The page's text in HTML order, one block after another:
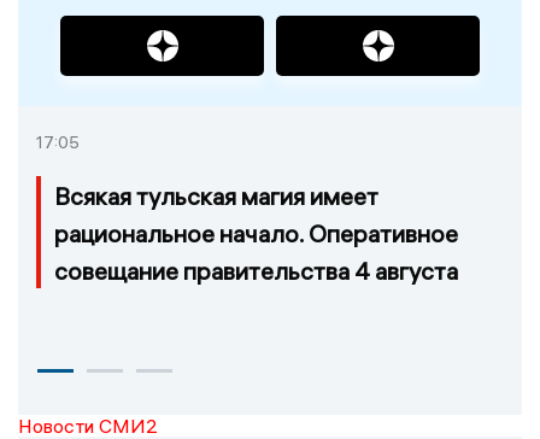
17:05
Всякая тульская магия имеет
рациональное начало. Оперативное
совещание правительства 4 августа
Новости СМИ2